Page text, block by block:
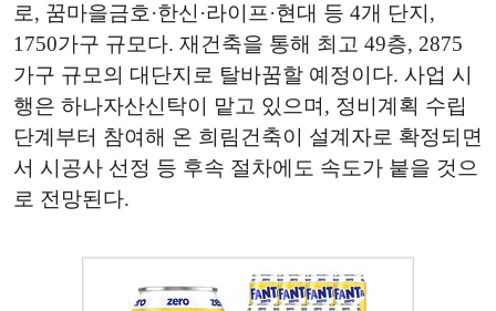
로, 꿈마을금호·한신·라이프·현대 등 4개 단지,
1750가구 규모다. 재건축을 통해 최고 49층, 2875
가구 규모의 대단지로 탈바꿈할 예정이다. 사업 시
행은 하나자산신탁이 맡고 있으며, 정비계획 수립
단계부터 참여해 온 희림건축이 설계자로 확정되면
서 시공사 선정 등 후속 절차에도 속도가 붙을 것으
로 전망된다.